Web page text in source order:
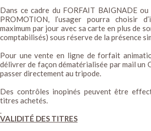
Dans ce cadre du FORFAIT BAIGNADE
PROMOTION, l’usager pourra choisir
maximum par jour avec sa carte en plus de
comptabilisés) sous réserve de la présence
Pour une vente en ligne de forfait
délivrer de façon dématérialisée par mail un
passer directement au tripode.
Des contrôles inopinés peuvent être
titres achetés.
VALIDITÉ DES TITRES